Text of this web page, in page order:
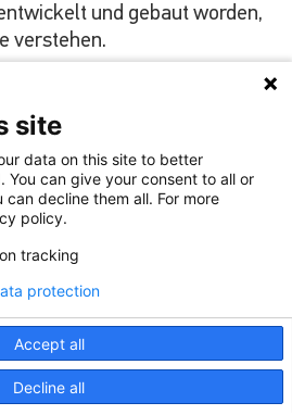
und gebaut worden,
verstehen.
site
data on this site to better
You can give your consent to all or
decline them all. For more
policy.
tracking
Accept all
Decline all
protection